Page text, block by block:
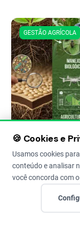
GESTÃO AGRÍCOLA
7 Fatores
Fazenda
Produtividade
impulsionar os
mais área
🍪 Cookies e
Usamos cookies
conteúdo e analisar
você concorda com